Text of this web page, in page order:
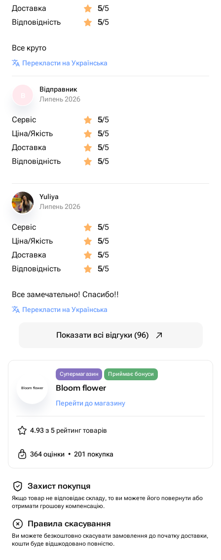
Доставка 5/5
Відповідність
5/5
Все круто
Перекласти на Українська
Відправник
Липень 2026
Сервіс 5/5
Ціна/Якість
5/5
Доставка
5/5
Відповідність
5/5
Yuliya
Липень 2026
Сервіс 5/5
Ціна/Якість
5/5
Доставка
5/5
Відповідність
5/5
Все замечательно! Спасибо!!
Перекласти на Українська
Показати всі відгуки (96)
Bloom flower
Супермагазин Приймає бонуси
Bloom flower
Перейти до магазину
4.93 з 5 рейтинг товарів
364оцінки • 201 покупка
Захист покупця
Якщо товар не відповідає складу, то ви можете його повернути або
отримати грошову компенсацію.
Правила скасування
Ви можете безкоштовно скасувати замовлення до початку доставки,
кошти буде відшкодовано повністю.